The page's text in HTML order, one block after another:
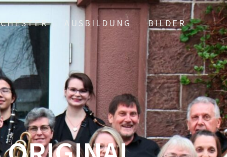
AUSBILDUNG BILDER